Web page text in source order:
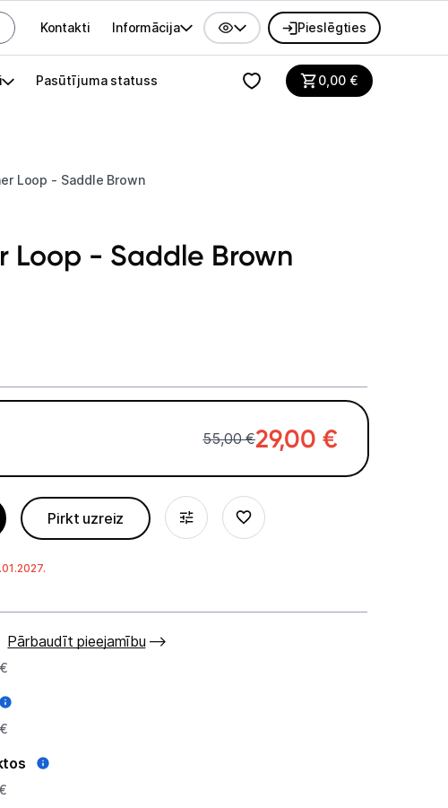
Galvenes izvēlne
Kontakti Informācija Pieslēgties
Pasūtījuma statuss 0,00€
Loop - Saddle Brown
Loop - Saddle Brown
55,00 €29,00 €
Pirkt uzreiz
Pārbaudīt pieejamību